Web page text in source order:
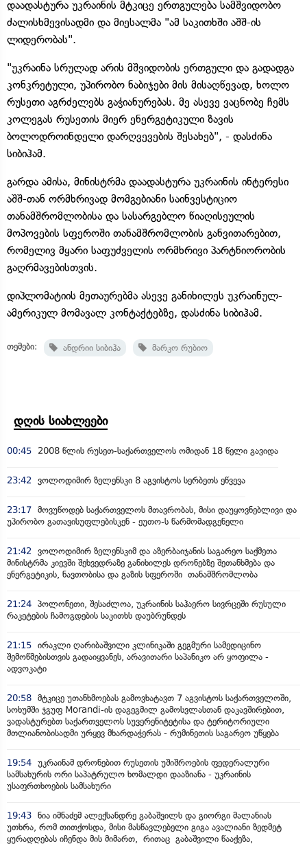
დაადასტურა უკრაინის მტკიცე ერთგულება სამშვიდობო
ძალისხმევისადმი და მიესალმა "ამ საკითხში აშშ-ის
ლიდერობას".
"უკრაინა სრულად არის მშვიდობის ერთგული და გადადგა
კონკრეტული, უპირობო ნაბიჯები მის მისაღწევად, ხოლო
რუსეთი აგრძელებს გაჭიანურებას. მე ასევე ვაცნობე ჩემს
კოლეგას რუსეთის მიერ ენერგეტიკული ზავის
ბოლოდროინდელი დარღვევების შესახებ", - დასძინა
სიბიჰამ.
გარდა ამისა, მინისტრმა დაადასტურა უკრაინის ინტერესი
აშშ-თან ორმხრივად მომგებიანი საინვესტიციო
თანამშრომლობისა და სასარგებლო წიაღისეულის
მოპოვების სფეროში თანამშრომლობის განვითარებით,
რომელივ მყარი საფუძველის ორმხრივი პარტნიორობის
გაღრმავებისთვის.
დიპლომატიის მეთაურებმა ასევე განიხილეს უკრაინულ-
ამერიკულ მომავალ კონტაქტებზე, დასძინა სიბიჰამ.
თემები: ანდრიი სიბიჰა მარკო რუბიო
დღის სიახლეები
00:45 2008 წლის რუსეთ-საქართველოს ომიდან 18 წელი გავიდა
23:42 ვოლოდიმირ ზელენსკი 8 აგვისტოს სერბეთს ეწვევა
23:17 მოვუწოდებ საქართველოს მთავრობას, მისი დაუყოვნებლივი და
უპირობო გათავისუფლებისკენ - ეუთო-ს წარმომადგენელი
21:42
ვოლოდიმირ ზელენსკიმ და აზერბაიჯანის საგარეო საქმეთა
მინისტრმა კიევში შეხვედრაზე განიხილეს დრონებზე შეთანხმება და
ენერგეტიკის, ნავთობისა და გაზის სფეროში თანამშრომლობა
21:24 პოლონეთი, შესაძლოა, უკრაინის საჰაერო სივრცეში რუსული
რაკეტების ჩამოგდების საკითხს დაუბრუნდეს
21:15 ირაკლი ღარიბაშვილი კლინიკაში გეგმური სამედიცინო
შემოწმებისთვის გადაიყვანეს, არავითარი საპანიკო არ ყოფილა -
ადვოკატი
20:58 მტკიცე უთანხმოებას გამოვხატავთ 7 აგვისტოს საქართველოში,
სოხუმში ჯგუფ Morandi-ის დაგეგმილ გამოსვლასთან დაკავშირებით,
ვადასტურებთ საქართველოს სუვერენიტეტისა და ტერიტორიული
მთლიანობისადმი ურყევ მხარდაჭერას - რუმინეთის საგარეო უწყება
19:54 უკრაინამ დრონებით რუსეთის უშიშროების ფედერალური
სამსახურის ორი საპატრულო ხომალდი დააზიანა - უკრაინის
უსაფრთხოების სამსახური
19:43 ნია იმნაძემ ალექსანდრე გაბაშვილს და გიორგი მალანიას
უთხრა, რომ თითქოსდა, მისი მასწავლებელი გიგა ავალიანი ზედმეტ
ყურადღებას იჩენდა მის მიმართ, რითაც გაბაშვილი წააქეზა,